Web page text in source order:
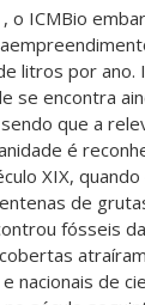
o ICMBio
litros por ano.
se encontra
que a
é
XIX,
de
fósseis
nacionais de